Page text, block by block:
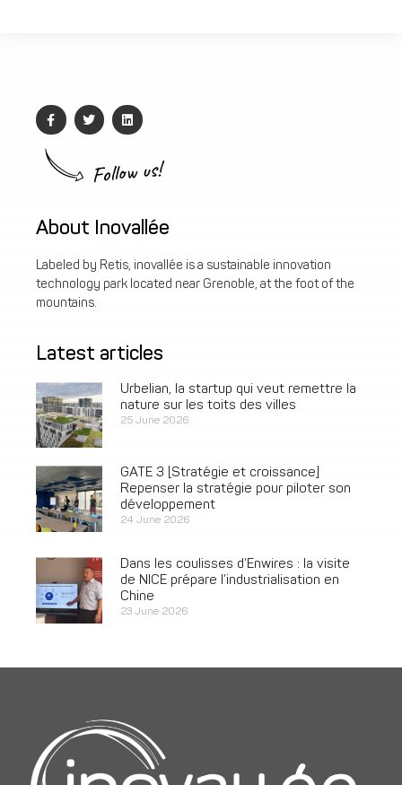
Follow us!
About Inovallée
Labeled by Retis, inovallée is a sustainable innovation
technology park located near Grenoble, at the foot of the
mountains.
Latest articles
Urbelian, la startup qui veut remettre la
nature sur les toits des villes
25 June 2026
GATE 3 [Stratégie et croissance]
Repenser la stratégie pour piloter son
développement
24 June 2026
Dans les coulisses d’Enwires : la visite
de NICE prépare l’industrialisation en
Chine
23 June 2026